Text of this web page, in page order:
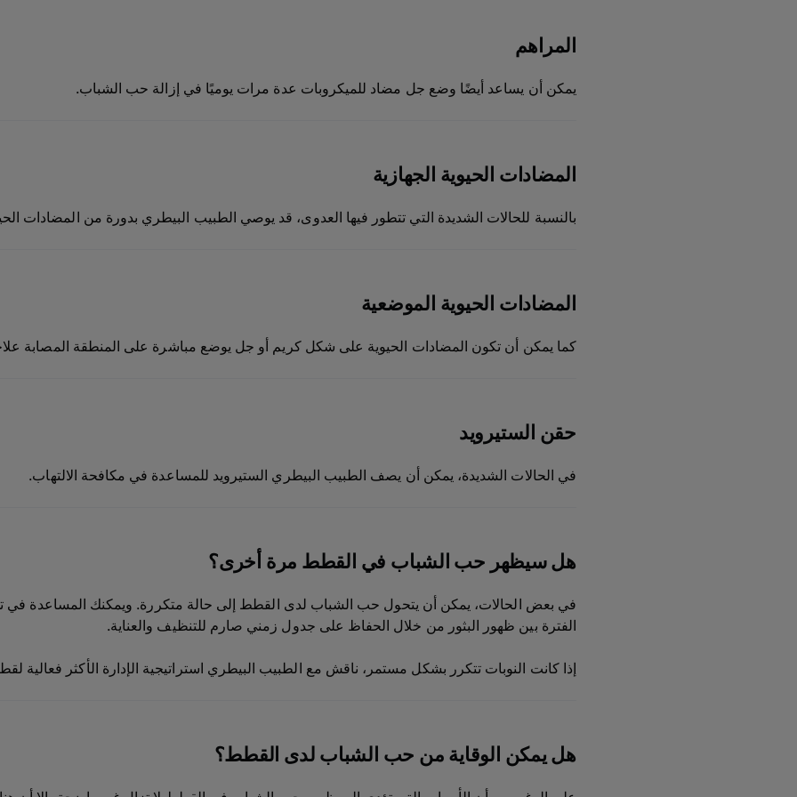
المراهم
يمكن أن يساعد أيضًا وضع جل مضاد للميكروبات عدة مرات يوميًا في إزالة حب الشباب.
المضادات الحيوية الجهازية
بالنسبة للحالات الشديدة التي تتطور فيها العدوى، قد يوصي الطبيب البيطري بدورة من المضادات
المضادات الحيوية الموضعية
كما يمكن أن تكون المضادات الحيوية على شكل كريم أو جل يوضع مباشرة على المنطقة المصابة
حقن الستيرويد
في الحالات الشديدة، يمكن أن يصف الطبيب البيطري الستيرويد للمساعدة في مكافحة الالتهاب.
هل سيظهر حب الشباب في القطط مرة أخرى؟
في بعض الحالات، يمكن أن يتحول حب الشباب لدى القطط إلى حالة متكررة. ويمكنك المساعدة في
الفترة بين ظهور البثور من خلال الحفاظ على جدول زمني صارم للتنظيف والعناية.
إذا كانت النوبات تتكرر بشكل مستمر، ناقش مع الطبيب البيطري استراتيجية الإدارة الأكثر فعالية
هل يمكن الوقاية من حب الشباب لدى القطط؟